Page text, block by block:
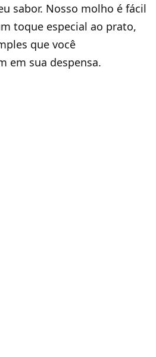
sabor. Nosso molho é fácil
toque especial ao prato,
que você
em sua despensa.